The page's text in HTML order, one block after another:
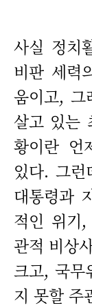
사실 정치
비판 세력
움이고, 그
살고 있는
황이란 언
있다. 그
대통령과
적인 위기,
관적 비상
크고, 국무
지 못할 주